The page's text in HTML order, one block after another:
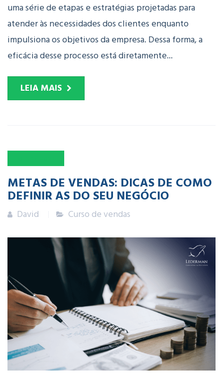
uma série de etapas e estratégias projetadas para
atender às necessidades dos clientes enquanto
impulsiona os objetivos da empresa. Dessa forma, a
eficácia desse processo está diretamente...
LEIA MAIS
METAS DE VENDAS: DICAS DE COMO
DEFINIR AS DO SEU NEGÓCIO
David Curso de vendas